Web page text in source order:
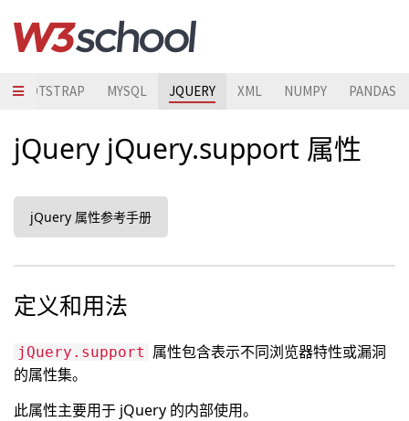
BOOTSTRAP MYSQL JQUERY XML NUMPY PANDAS
jQuery jQuery.support 属性
jQuery 属性参考手册
定义和用法
jQuery.support 属性包含表示不同浏览器特性或漏洞
的属性集。
此属性主要用于 jQuery 的内部使用。